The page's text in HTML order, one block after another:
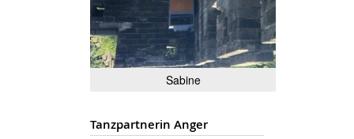
Sabine
Tanzpartnerin Anger